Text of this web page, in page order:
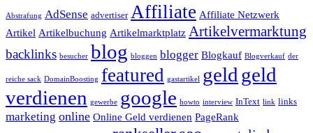
Abstrafung AdSense advertiser Affiliate Affiliate Netzwerk
Artikel Artikelbuchung Artikelmarktplatz Artikelvermarktung
backlinks besucher blog bloggen blogger Blogkauf Blogverkauf der
reiche sack DomainBoosting featured gastartikel geld geld
verdienen gewerbe google howto interview InText link links
marketing online Online Geld verdienen PageRank